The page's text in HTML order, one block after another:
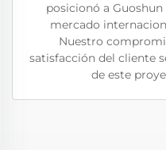
posicionó a
mercado
Nuestro
satisfacción del cliente
de este